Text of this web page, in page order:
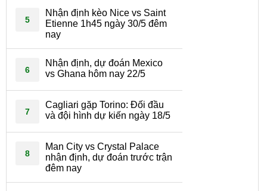
5
Nhận định kèo Nice vs Saint
Etienne 1h45 ngày 30/5 đêm
nay
6
Nhận định, dự đoán Mexico
vs Ghana hôm nay 22/5
7
Cagliari gặp Torino: Đối đầu
và đội hình dự kiến ngày 18/5
8
Man City vs Crystal Palace
nhận định, dự đoán trước trận
đêm nay